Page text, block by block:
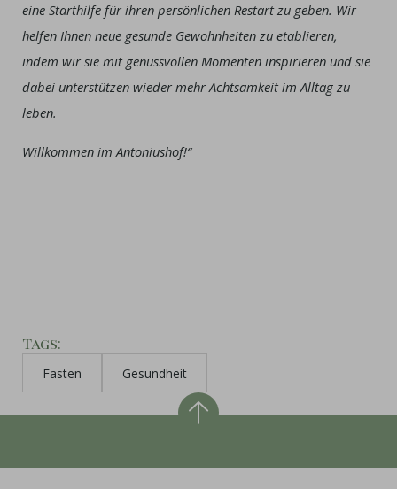
eine Starthilfe für ihren persönlichen Restart zu geben. Wir
helfen Ihnen neue gesunde Gewohnheiten zu etablieren,
indem wir sie mit genussvollen Momenten inspirieren und sie
dabei unterstützen wieder mehr Achtsamkeit im Alltag zu
leben.
Willkommen im Antoniushof!“
Tags
Fasten Gesundheit